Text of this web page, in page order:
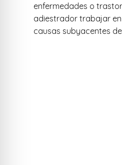
enfermedades o
adiestrador trabajar
causas subyacentes